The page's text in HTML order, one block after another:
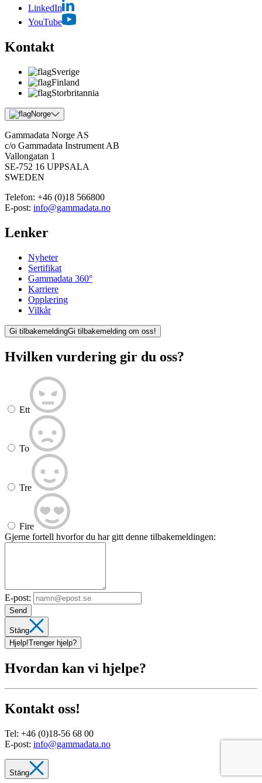
LinkedIn
YouTube
Kontakt
Sverige
Finland
Storbritannia
Norge
Gammadata Norge AS
c/o Gammadata Instrument AB
Vallongatan 1
SE-752 16 UPPSALA
SWEDEN
Telefon: +46 (0)18 566800
E-post: info@gammadata.no
Lenker
Nyheter
Sertifikat
Gammadata 360°
Karriere
Opplæring
Vilkår
Gi tilbakemeldingGi tilbakemelding om oss!
Hvilken vurdering gir du oss?
Ett
To
Tre
Fire
Gjerne fortell hvorfor du har gitt denne tilbakemeldingen:
E-post:
Send
Stäng
Hjelp!Trenger hjelp?
Hvordan kan vi hjelpe?
Kontakt oss!
Tel: +46 (0)18-56 68 00
E-post: info@gammadata.no
Stäng